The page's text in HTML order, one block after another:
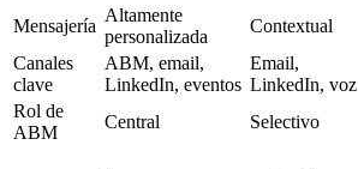
Mensajería
Altamente
personalizada
Contextual
Canales
clave
ABM, email,
LinkedIn, eventos
Email,
LinkedIn, voz
Rol de
ABM
Central Selectivo